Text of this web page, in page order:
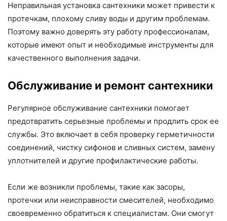
Неправильная установка сантехники может привести к
протечкам, плохому сливу воды и другим проблемам.
Поэтому важно доверять эту работу профессионалам,
которые имеют опыт и необходимые инструменты для
качественного выполнения задачи.
Обслуживание и ремонт сантехники
Регулярное обслуживание сантехники помогает
предотвратить серьезные проблемы и продлить срок ее
службы. Это включает в себя проверку герметичности
соединений, чистку сифонов и сливных систем, замену
уплотнителей и другие профилактические работы.
Если же возникли проблемы, такие как засоры,
протечки или неисправности смесителей, необходимо
своевременно обратиться к специалистам. Они смогут